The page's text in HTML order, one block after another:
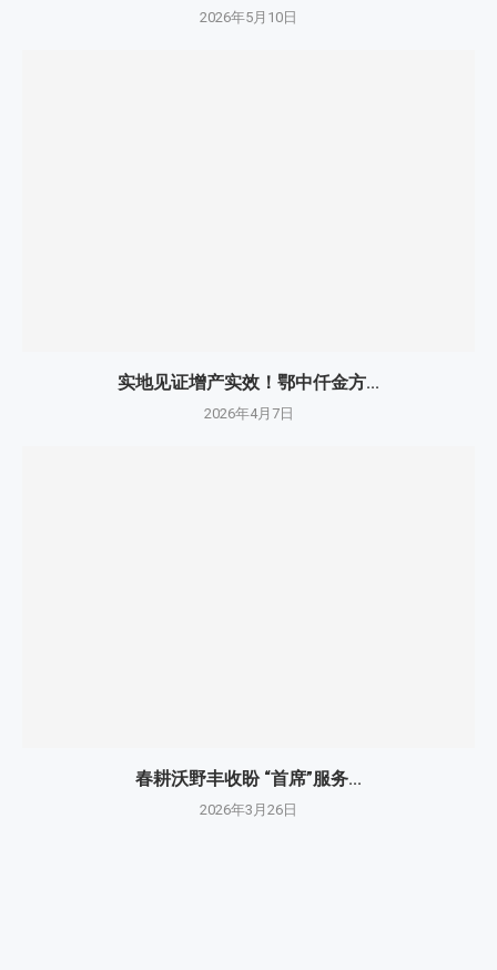
2026年5月10日
实地见证增产实效！鄂中仟金方...
2026年4月7日
春耕沃野丰收盼 “首席”服务...
2026年3月26日